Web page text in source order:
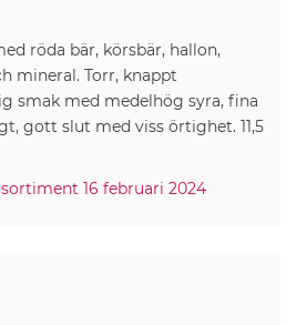
röda bär, körsbär, hallon,
mineral. Torr, knappt
smak med medelhög syra, fina
gott slut med viss örtighet. 11,5
16 februari 2024